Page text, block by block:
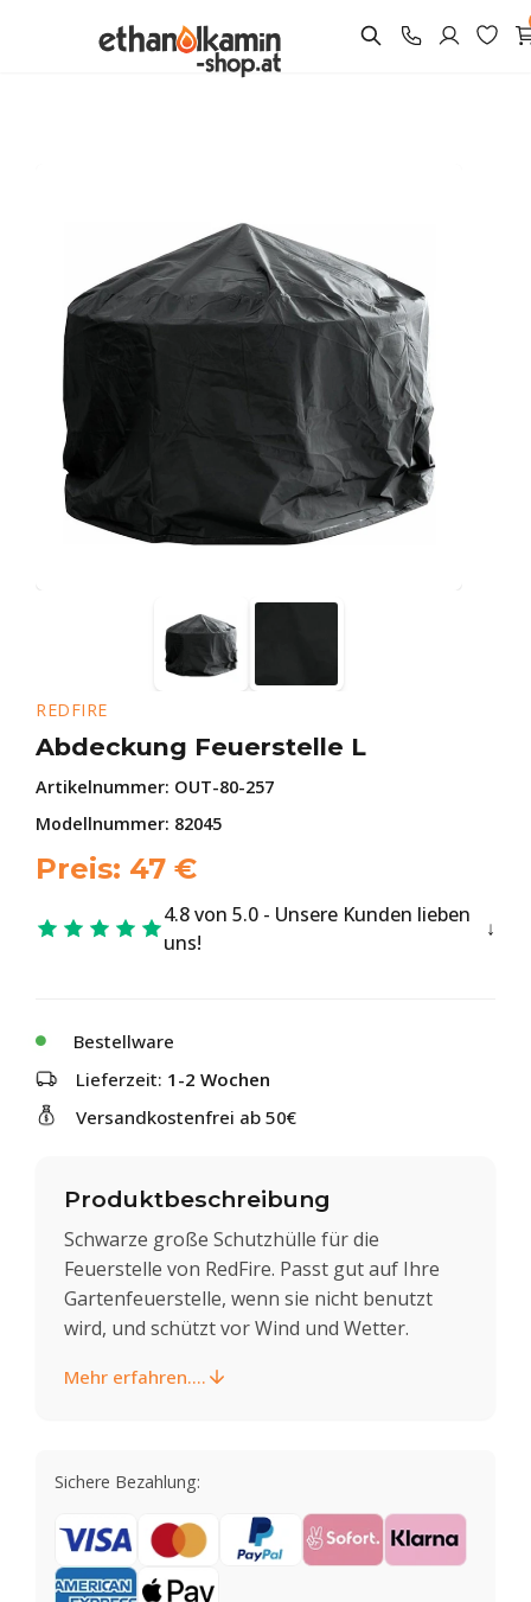
REDFIRE
Abdeckung Feuerstelle L
Artikelnummer: OUT-80-257
Modellnummer: 82045
Preis: 47 €
4.8 von 5.0 - Unsere Kunden lieben
uns!
Bestellware
Lieferzeit: 1-2 Wochen
Versandkostenfrei ab 50€
Produktbeschreibung
Schwarze große Schutzhülle für die
Feuerstelle von RedFire. Passt gut auf Ihre
Gartenfeuerstelle, wenn sie nicht benutzt
wird, und schützt vor Wind und Wetter.
Mehr erfahren....
Sichere Bezahlung: